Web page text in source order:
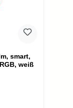
smart,
weiß